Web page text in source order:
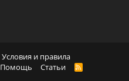
Условия и правила
Помощь Статьи
R